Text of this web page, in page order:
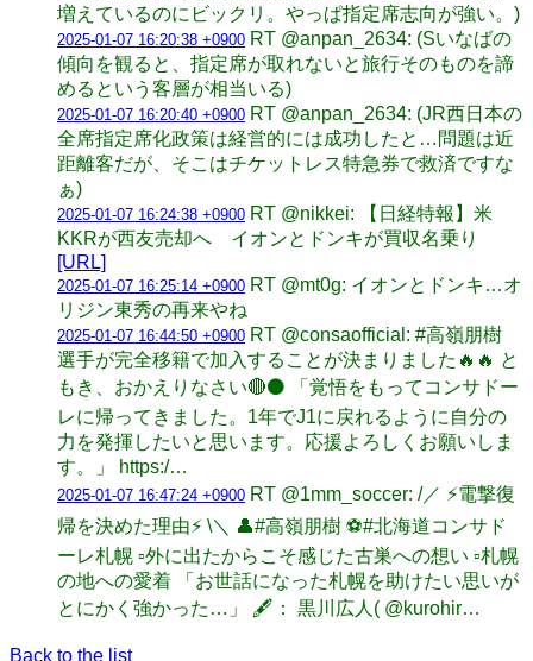
増えているのにビックリ。やっぱ指定席志向が強い。)
2025-01-07 16:20:38 +0900 RT @anpan_2634: (Sいなばの
傾向を観ると、指定席が取れないと旅行そのものを諦
めるという客層が相当いる)
2025-01-07 16:20:40 +0900 RT @anpan_2634: (JR西日本の
全席指定席化政策は経営的には成功したと…問題は近
距離客だが、そこはチケットレス特急券で救済ですな
ぁ)
2025-01-07 16:24:38 +0900 RT @nikkei: 【日経特報】米
KKRが西友売却へ イオンとドンキが買収名乗り
[URL]
2025-01-07 16:25:14 +0900 RT @mt0g: イオンとドンキ…オ
リジン東秀の再来やね
2025-01-07 16:44:50 +0900 RT @consaofficial: #高嶺朋樹
選手が完全移籍で加入することが決まりました🔥🔥 と
もき、おかえりなさい🔴⚫️ 「覚悟をもってコンサドー
レに帰ってきました。1年でJ1に戻れるように自分の
力を発揮したいと思います。応援よろしくお願いしま
す。」 https:/…
2025-01-07 16:47:24 +0900 RT @1mm_soccer: /／ ⚡電撃復
帰を決めた理由⚡ \＼ 👤#高嶺朋樹 ⚽️#北海道コンサド
ーレ札幌 ▫️外に出たからこそ感じた古巣への想い ▫️札幌
の地への愛着 「お世話になった札幌を助けたい思いが
とにかく強かった…」 🖋： 黒川広人( @kurohir…
Back to the list